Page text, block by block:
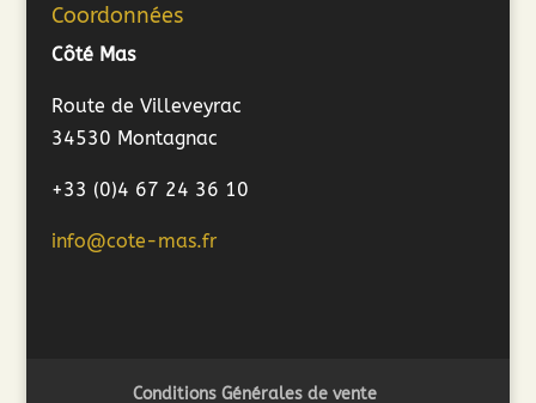
Coordonnées
Côté Mas
Route de Villeveyrac
34530 Montagnac
+33 (0)4 67 24 36 10
info@cote-mas.fr
Conditions Générales de vente